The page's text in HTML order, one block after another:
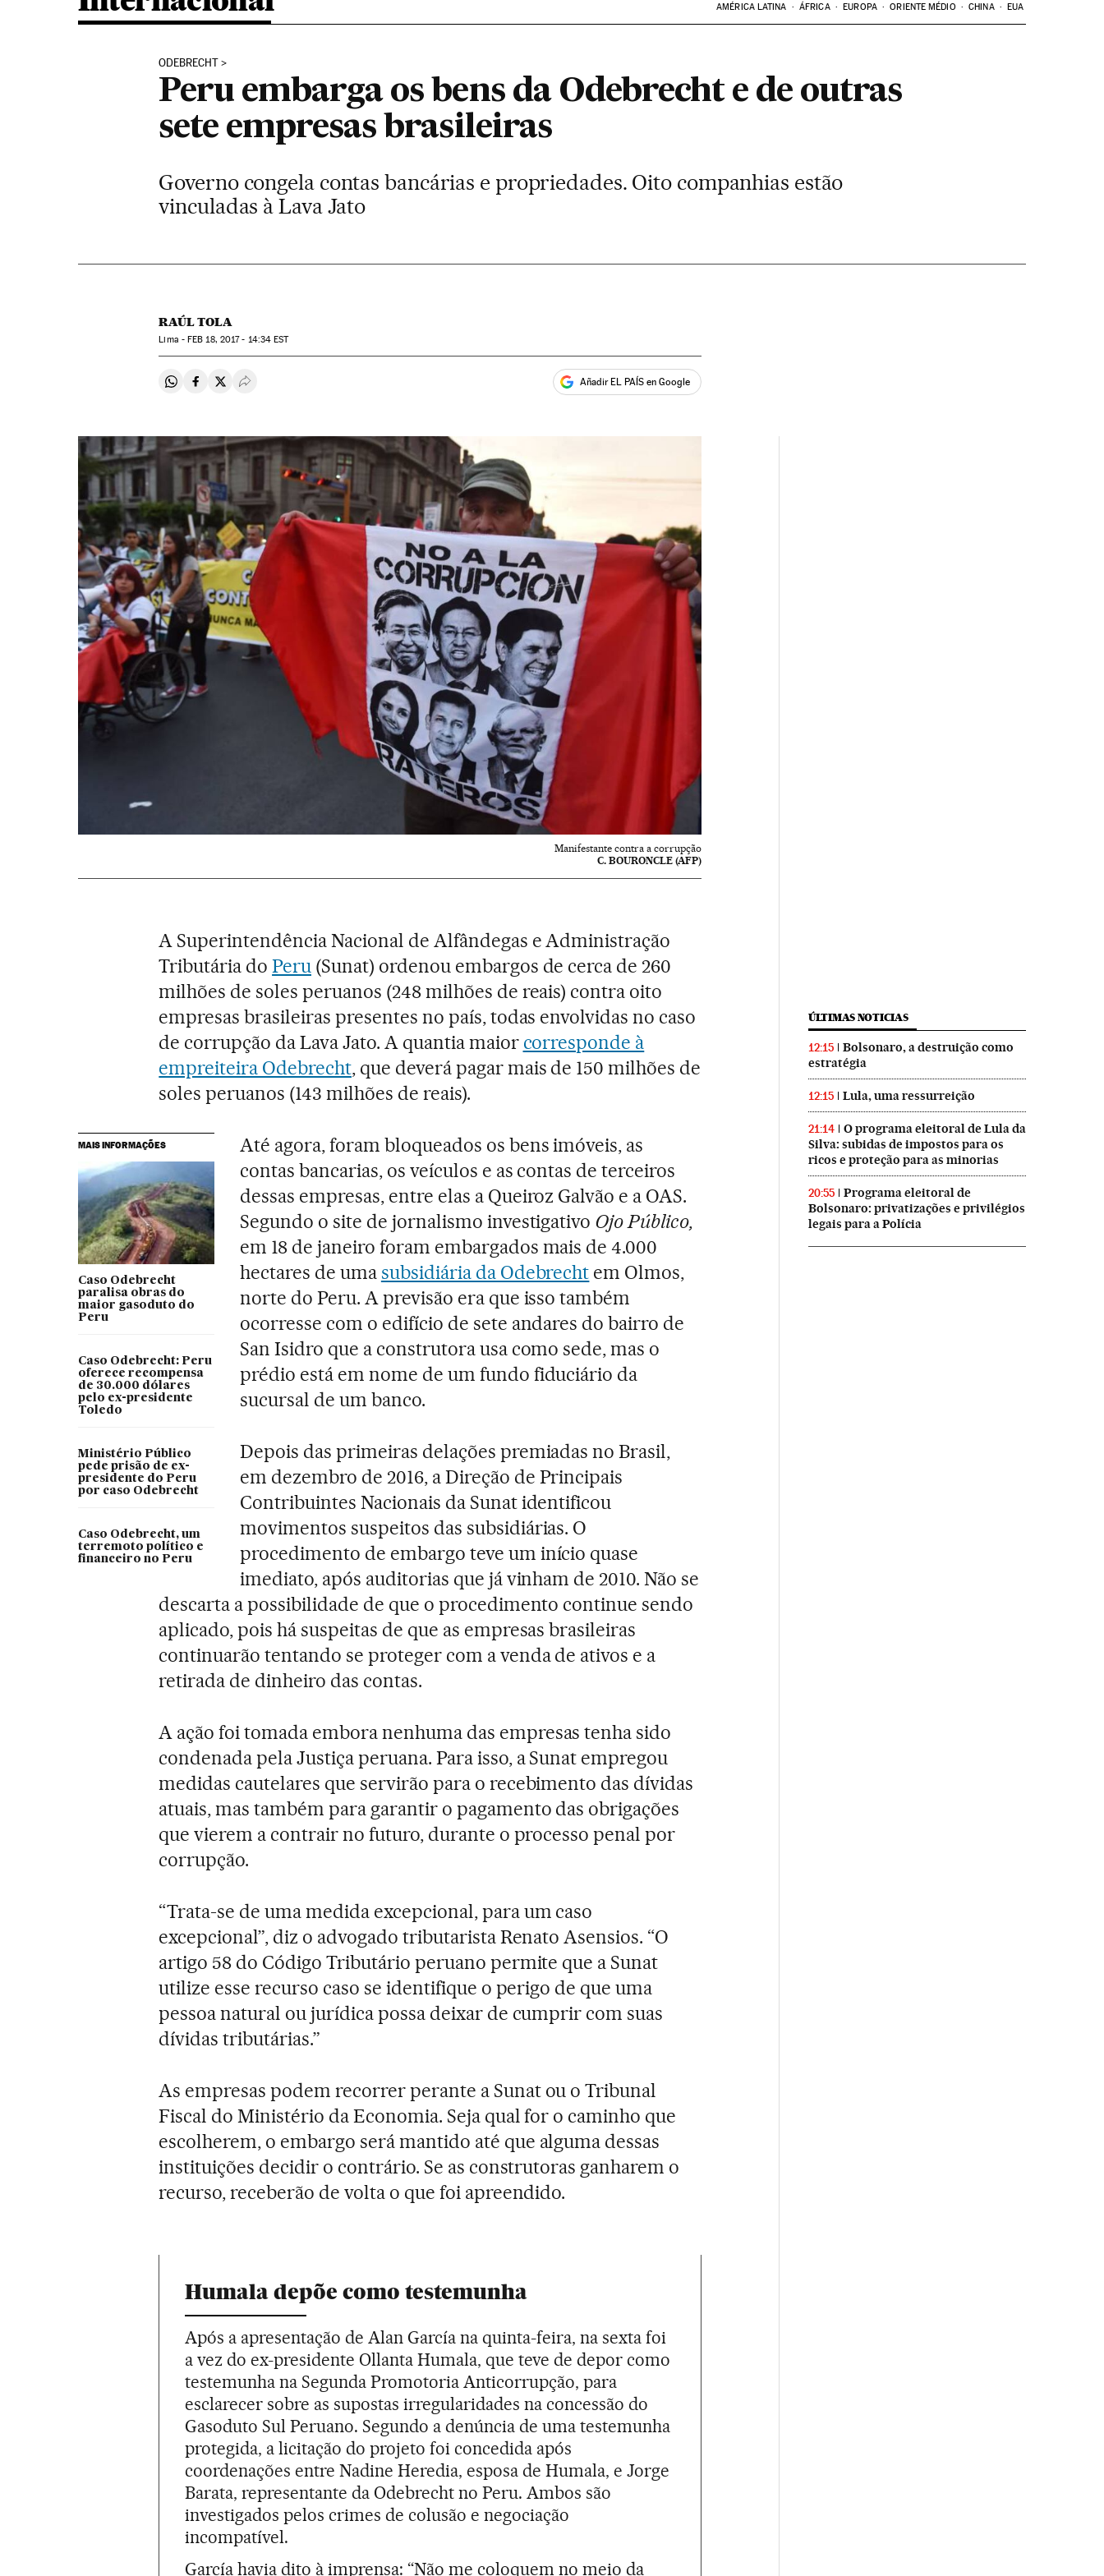
AMÉRICA LATINA ÁFRICA EUROPA ORIENTE MÉDIO CHINA EUA
ODEBRECHT
Peru embarga os bens da Odebrecht e de outras
sete empresas brasileiras
Governo congela contas bancárias e propriedades. Oito companhias estão
vinculadas à Lava Jato
RAÚL TOLA
Lima -FEB 18, 2017 - 14:34 EST
Compartir en Whatsapp
Compartir en Facebook
Compartir en Twitter
Desplegar Redes Sociales Añadir EL PAÍS en Google
Manifestante contra a corrupção
C. BOURONCLE (AFP)
A Superintendência Nacional de Alfândegas e Administração
Tributária doPeru (Sunat) ordenou embargos de cerca de 260
milhões de soles peruanos (248 milhões de reais) contra oito
empresas brasileiras presentes no país, todas envolvidas no caso
de corrupção da Lava Jato. A quantia maior corresponde à
empreiteira Odebrecht, que deverá pagar mais de 150 milhões de
soles peruanos (143 milhões de reais).
MAIS INFORMAÇÕES
Caso Odebrecht
paralisa obras do
maior gasoduto do
Peru
Caso Odebrecht: Peru
oferece recompensa
de 30.000 dólares
pelo ex-presidente
Toledo
Ministério Público
pede prisão de ex-
presidente do Peru
por caso Odebrecht
Caso Odebrecht, um
terremoto político e
financeiro no Peru
Até agora, foram bloqueados os bens imóveis, as
contas bancarias, os veículos e as contas de terceiros
dessas empresas, entre elas a Queiroz Galvão e a OAS.
Segundo o site de jornalismo investigativo Ojo Público,
em 18 de janeiro foram embargados mais de 4.000
hectares de umasubsidiária da Odebrecht em Olmos,
norte do Peru. A previsão era que isso também
ocorresse com o edifício de sete andares do bairro de
San Isidro que a construtora usa como sede, mas o
prédio está em nome de um fundo fiduciário da
sucursal de um banco.
Depois das primeiras delações premiadas no Brasil,
em dezembro de 2016, a Direção de Principais
Contribuintes Nacionais da Sunat identificou
movimentos suspeitos das subsidiárias. O
procedimento de embargo teve um início quase
imediato, após auditorias que já vinham de 2010. Não se
descarta a possibilidade de que o procedimento continue sendo
aplicado, pois há suspeitas de que as empresas brasileiras
continuarão tentando se proteger com a venda de ativos e a
retirada de dinheiro das contas.
A ação foi tomada embora nenhuma das empresas tenha sido
condenada pela Justiça peruana. Para isso, a Sunat empregou
medidas cautelares que servirão para o recebimento das dívidas
atuais, mas também para garantir o pagamento das obrigações
que vierem a contrair no futuro, durante o processo penal por
corrupção.
“Trata-se de uma medida excepcional, para um caso
excepcional”, diz o advogado tributarista Renato Asensios. “O
artigo 58 do Código Tributário peruano permite que a Sunat
utilize esse recurso caso se identifique o perigo de que uma
pessoa natural ou jurídica possa deixar de cumprir com suas
dívidas tributárias.”
As empresas podem recorrer perante a Sunat ou o Tribunal
Fiscal do Ministério da Economia. Seja qual for o caminho que
escolherem, o embargo será mantido até que alguma dessas
instituições decidir o contrário. Se as construtoras ganharem o
recurso, receberão de volta o que foi apreendido.
Humala depõe como testemunha
Após a apresentação de Alan García na quinta-feira, na sexta foi
a vez do ex-presidente Ollanta Humala, que teve de depor como
testemunha na Segunda Promotoria Anticorrupção, para
esclarecer sobre as supostas irregularidades na concessão do
Gasoduto Sul Peruano. Segundo a denúncia de uma testemunha
protegida, a licitação do projeto foi concedida após
coordenações entre Nadine Heredia, esposa de Humala, e Jorge
Barata, representante da Odebrecht no Peru. Ambos são
investigados pelos crimes de colusão e negociação
incompatível.
García havia dito à imprensa: “Não me coloquem no meio da
ÚLTIMAS NOTICIAS
12:15
Bolsonaro, a destruição como
estratégia
12:15 Lula, uma ressurreição
21:14
O programa eleitoral de Lula da
Silva: subidas de impostos para os
ricos e proteção para as minorias
20:55
Programa eleitoral de
Bolsonaro: privatizações e privilégios
legais para a Polícia